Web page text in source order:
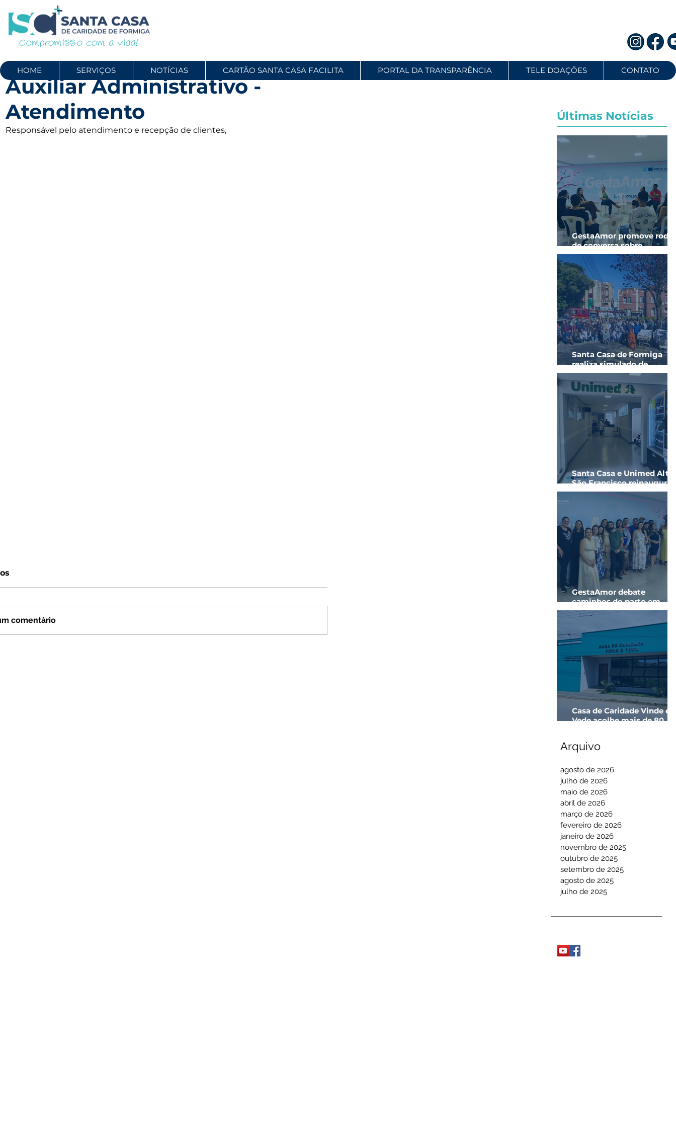
HOME SERVIÇOS NOTÍCIAS CARTÃO SANTA CASA FACILITA PORTAL DA TRANSPARÊNCIA TELE DOAÇÕES CONTATO
Auxiliar Administrativo -
Atendimento
Responsável pelo atendimento e recepção de clientes,
comentário
Últimas Notícias
GestaAmor promove roda
de conversa sobre
prevenção de ISTs e sífilis
na gestação
Santa Casa de Formiga
realiza simulado de
evacuação em parceria
o Corpo de Bombeiros
Santa Casa e Unimed Alto
São Francisco
ala hospitalar com novos
GestaAmor debate
caminhos do parto em
parceria com a
Universidade de Itaúna
Casa de Caridade Vinde e
Vede acolhe mais de 80
Arquivo
agosto de 2026
julho de 2026
maio de 2026
abril de 2026
março de 2026
fevereiro de 2026
janeiro de 2026
novembro de 2025
outubro de 2025
setembro de 2025
agosto de 2025
julho de 2025